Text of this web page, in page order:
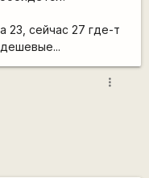
23, сейчас 27 где-т
more_vert